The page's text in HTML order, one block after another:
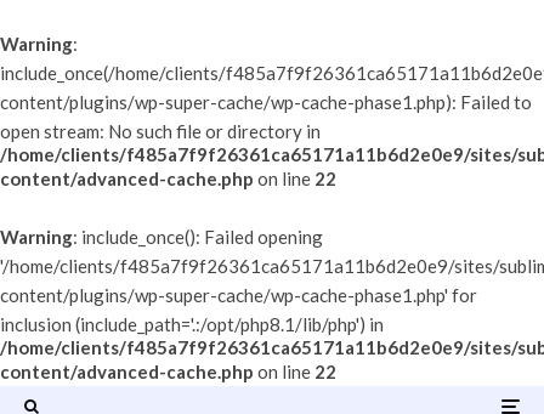
Warning:
include_once(/home/clients/
content/plugins/wp-super-cache/wp-cache-phase1.php): Failed to
open stream: No such file or directory in
/home/clients/f485a7f9f26361ca65171a11b6d2e0e9/sites/
content/advanced-cache.php on line 22
Warning: include_once(): Failed opening
'/home/clients/f485a7f9f26361ca65171a11b6d2e0e9/sites/
content/plugins/wp-super-cache/wp-cache-phase1.php' for
inclusion (include_path='.:/opt/php8.1/lib/php') in
/home/clients/f485a7f9f26361ca65171a11b6d2e0e9/sites/
content/advanced-cache.php on line 22